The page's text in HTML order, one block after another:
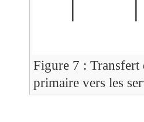
Figure 7 : Transfert
primaire vers les